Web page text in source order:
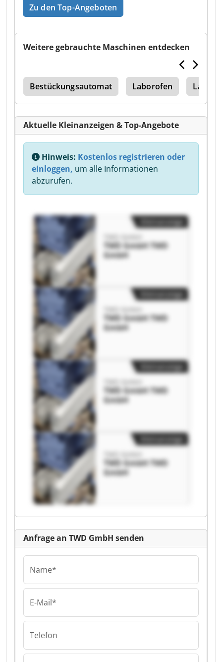
Zu den Top-Angeboten
Weitere gebrauchte Maschinen entdecken
Bestückungsautomat Laborofen
Aktuelle Kleinanzeigen & Top-Angebote
Hinweis: Kostenlos registrieren oder
einloggen, um alle Informationen
abzurufen.
TWD GmbH TWD
GmbH
TWD GmbH TWD
GmbH
Kleinanzeige
TWD GmbH TWD
GmbH
Kleinanzeige
TWD GmbH TWD
GmbH
Kleinanzeige
Anfrage an TWD GmbH senden
Name*
E-Mail*
Telefon